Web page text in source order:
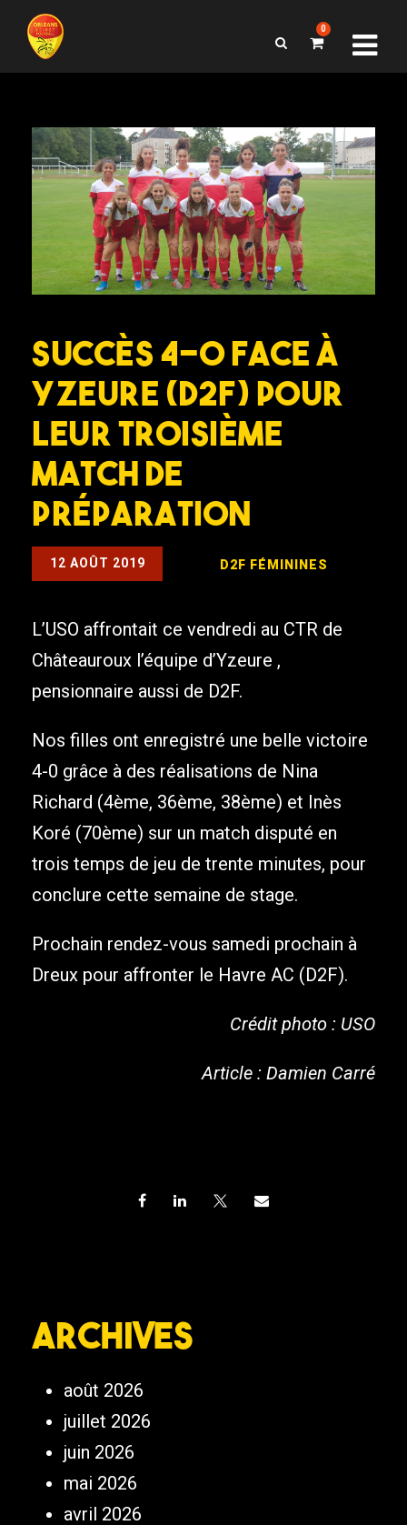
0
Succès 4-0 face à
Yzeure (D2F) pour
leur troisième
match de
préparation
12 AOÛT 2019 D2F FÉMININES
L’USO affrontait ce vendredi au CTR de
Châteauroux l’équipe d’Yzeure ,
pensionnaire aussi de D2F.
Nos filles ont enregistré une belle victoire
4-0 grâce à des réalisations de Nina
Richard (4ème, 36ème, 38ème) et Inès
Koré (70ème) sur un match disputé en
trois temps de jeu de trente minutes, pour
conclure cette semaine de stage.
Prochain rendez-vous samedi prochain à
Dreux pour affronter le Havre AC (D2F).
Crédit photo : USO
Article : Damien Carré
Archives
août 2026
juillet 2026
juin 2026
mai 2026
avril 2026